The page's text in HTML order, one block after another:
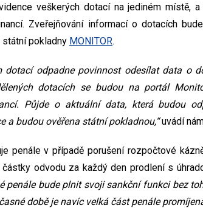
veškerých dotací na jediném místě,
Zveřejňování informací o dotacích
pokladny MONITOR.
dotací odpadne povinnost odesílat data o
dotacích se budou na portál
Půjde o aktuální data, která budou
a budou ověřena státní pokladnou,“uvádí
penále v případě porušení rozpočtové
odvodu za každý den prodlení s
penále bude plnit svoji sankční funkci bez
době je navíc velká část penále